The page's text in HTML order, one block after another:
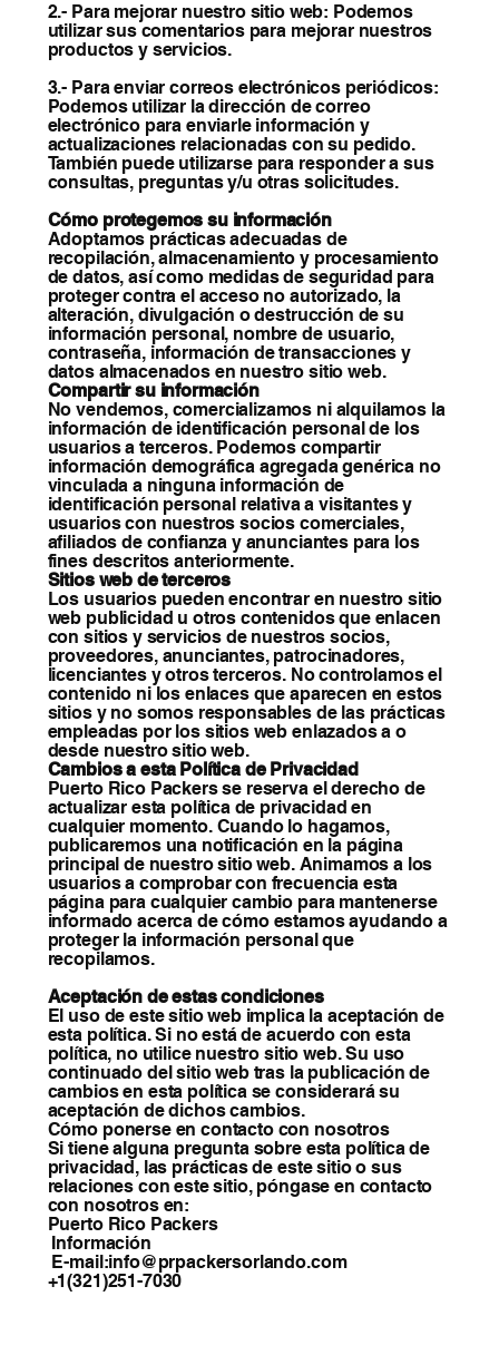
2.- Para mejorar nuestro sitio web: Podemos
utilizar sus comentarios para mejorar nuestros
productos y servicios.
3.- Para enviar correos electrónicos periódicos:
Podemos utilizar la dirección de correo
electrónico para enviarle información y
actualizaciones relacionadas con su pedido.
También puede utilizarse para responder a sus
consultas, preguntas y/u otras solicitudes.
Cómo protegemos su información
Adoptamos prácticas adecuadas de
recopilación, almacenamiento y procesamiento
de datos, así como medidas de seguridad para
proteger contra el acceso no autorizado, la
alteración, divulgación o destrucción de su
información personal, nombre de usuario,
contraseña, información de transacciones y
datos almacenados en nuestro sitio web.
Compartir su información
No vendemos, comercializamos ni alquilamos la
información de identificación personal de los
usuarios a terceros. Podemos compartir
información demográfica agregada genérica no
vinculada a ninguna información de
identificación personal relativa a visitantes y
usuarios con nuestros socios comerciales,
afiliados de confianza y anunciantes para los
fines descritos anteriormente.
Sitios web de terceros
Los usuarios pueden encontrar en nuestro sitio
web publicidad u otros contenidos que enlacen
con sitios y servicios de nuestros socios,
proveedores, anunciantes, patrocinadores,
licenciantes y otros terceros. No controlamos el
contenido ni los enlaces que aparecen en estos
sitios y no somos responsables de las prácticas
empleadas por los sitios web enlazados a o
desde nuestro sitio web.
Cambios a esta Política de Privacidad
Puerto Rico Packers se reserva el derecho de
actualizar esta política de privacidad en
cualquier momento. Cuando lo hagamos,
publicaremos una notificación en la página
principal de nuestro sitio web. Animamos a los
usuarios a comprobar con frecuencia esta
página para cualquier cambio para mantenerse
informado acerca de cómo estamos ayudando a
proteger la información personal que
recopilamos.
Aceptación de estas condiciones
El uso de este sitio web implica la aceptación de
esta política. Si no está de acuerdo con esta
política, no utilice nuestro sitio web. Su uso
continuado del sitio web tras la publicación de
cambios en esta política se considerará su
aceptación de dichos cambios.
Cómo ponerse en contacto con nosotros
Si tiene alguna pregunta sobre esta política de
privacidad, las prácticas de este sitio o sus
relaciones con este sitio, póngase en contacto
con nosotros en:
Puerto Rico Packers
Información
E-mail:info@prpackersorlando.com
+1(321)251-7030